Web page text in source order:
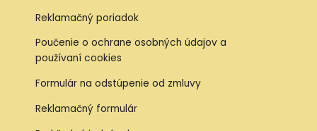
Reklamačný poriadok
Poučenie o ochrane osobných údajov a
používaní cookies
Formulár na odstúpenie od zmluvy
Reklamačný formulár